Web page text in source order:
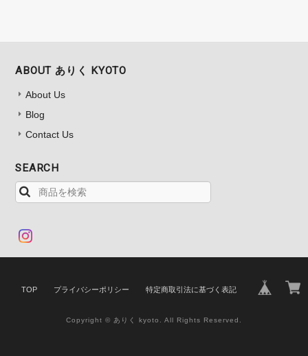
ABOUT ありく KYOTO
About Us
Blog
Contact Us
SEARCH
TOP プライバシーポリシー 特定商取引法に基づく表記
Copyright © ありく kyoto. All Rights Reserved.